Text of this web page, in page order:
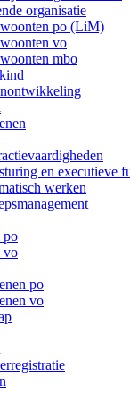
organisatie
po (LiM)
vo
mbo
en executieve
werken
po
vo
po
vo